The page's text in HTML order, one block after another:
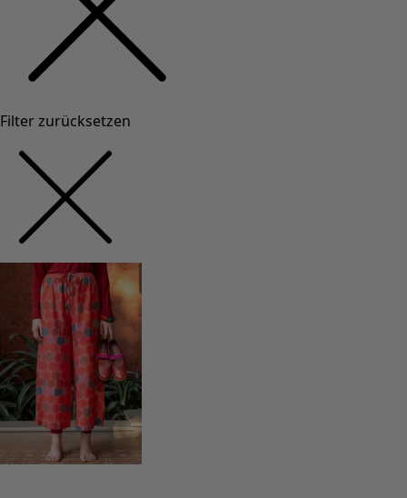
Filter zurücksetzen